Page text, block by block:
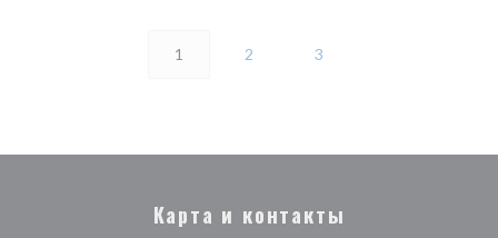
1 2 3
Карта и контакты